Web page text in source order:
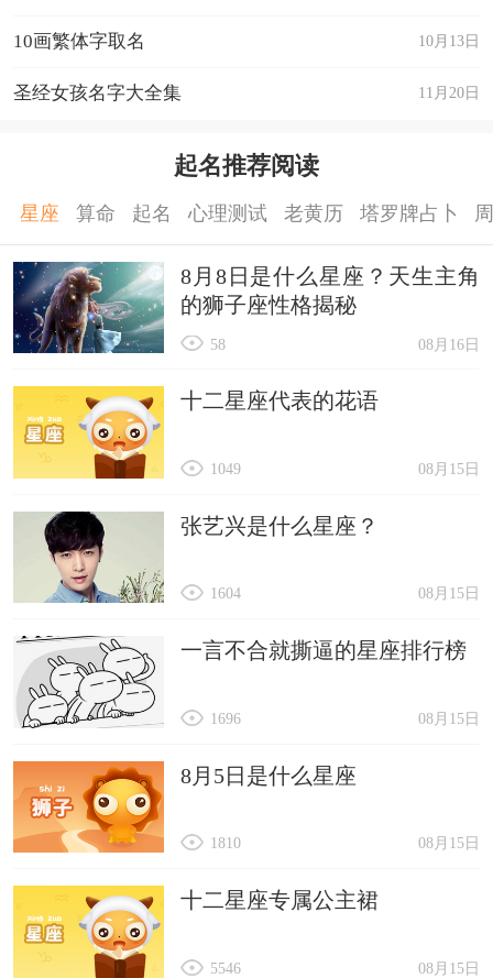
10月13日
10画繁体字取名
11月20日
圣经女孩名字大全集
起名推荐阅读
星座 算命 起名 心理测试 老黄历 塔罗牌占卜
8月8日是什么星座？天生主角
的狮子座性格揭秘
08月16日
58
十二星座代表的花语
08月15日
1049
张艺兴是什么星座？
08月15日
1604
一言不合就撕逼的星座排行榜
08月15日
1696
8月5日是什么星座
08月15日
1810
十二星座专属公主裙
08月15日
5546